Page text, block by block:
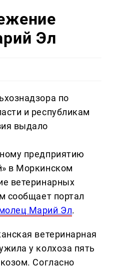
Эл
по
и республикам
выдало
предприятию
в Моркинском
ветеринарных
сообщает портал
Марий Эл.
ветеринарная
у колхоза пять
Согласно